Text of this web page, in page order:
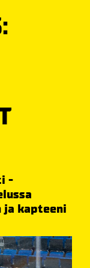
-
ja kapteeni